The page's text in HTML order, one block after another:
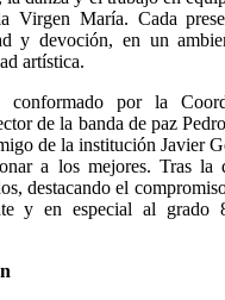
Virgen María. Cada
y devoción, en un
artística.
conformado por la
de la banda de paz
de la institución Javier
a los mejores. Tras la
destacando el
y en especial al grado